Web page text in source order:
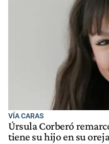
VÍA CARAS
Úrsula Corberó
tiene su hijo en su